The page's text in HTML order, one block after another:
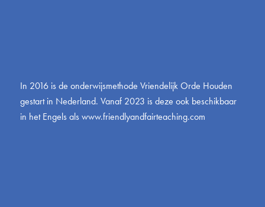
In 2016 is de onderwijsmethode Vriendelijk Orde Houden
gestart in Nederland. Vanaf 2023 is deze ook beschikbaar
in het Engels als www.friendlyandfairteaching.com